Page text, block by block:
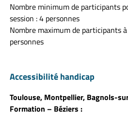
Nombre minimum de participants
session : 4 personnes
Nombre maximum de participants
personnes
Accessibilité handicap
Toulouse, Montpellier, Bagnols-
Formation – Béziers :